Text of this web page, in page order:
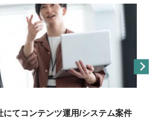
にてコンテンツ運用/システム案件